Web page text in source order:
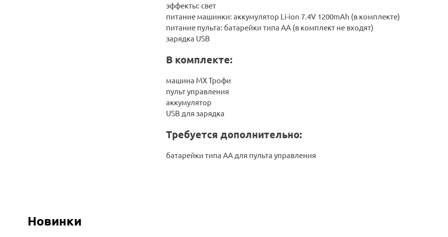
эффекты: свет
питание машинки: аккумулятор Li-ion 7.4V 1200mAh (в комплекте)
питание пульта: батарейки типа АА (в комплект не входят)
зарядка USB
В комплекте:
машина МХ Трофи
пульт управления
аккумулятор
USB для зарядка
Требуется дополнительно:
батарейки типа АА для пульта управления
Новинки